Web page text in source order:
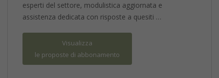
esperti del settore, modulistica aggiornata e
assistenza dedicata con risposte a quesiti …
Visualizza
le proposte di abbonamento